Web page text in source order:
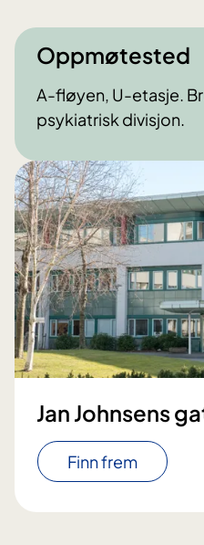
Oppmøtested
A-fløyen, U-etasje.
psykiatrisk divisjon.
Jan Johnsens
Finn frem